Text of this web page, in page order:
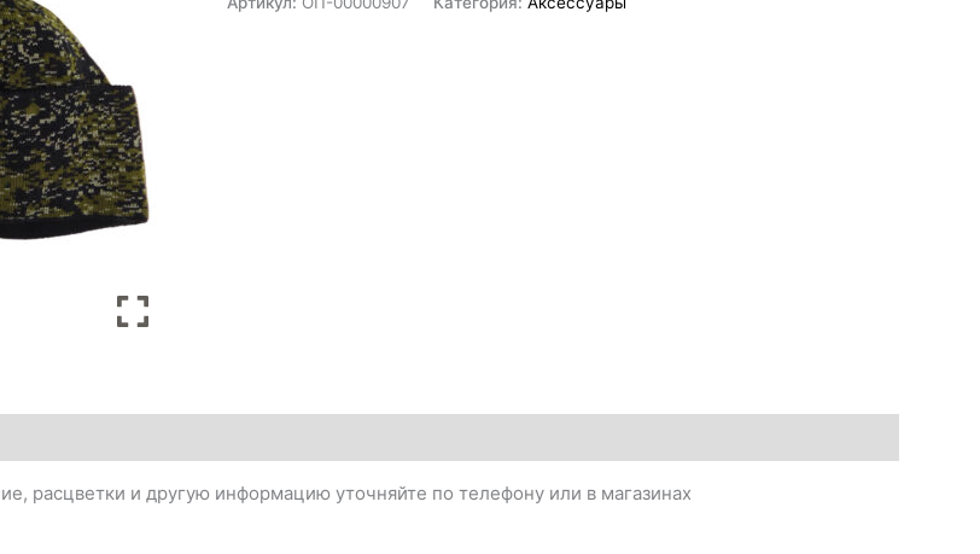
расцветки и другую информацию уточняйте по телефону или в магазинах